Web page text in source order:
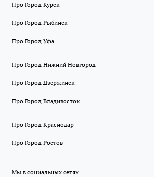
Про Город Курск
Про Город Рыбинск
Про Город Уфа
Про Город Нижний Новгород
Про Город Дзержинск
Про Город Владивосток
Про Город Краснодар
Про Город Ростов
Мы в социальных сетях